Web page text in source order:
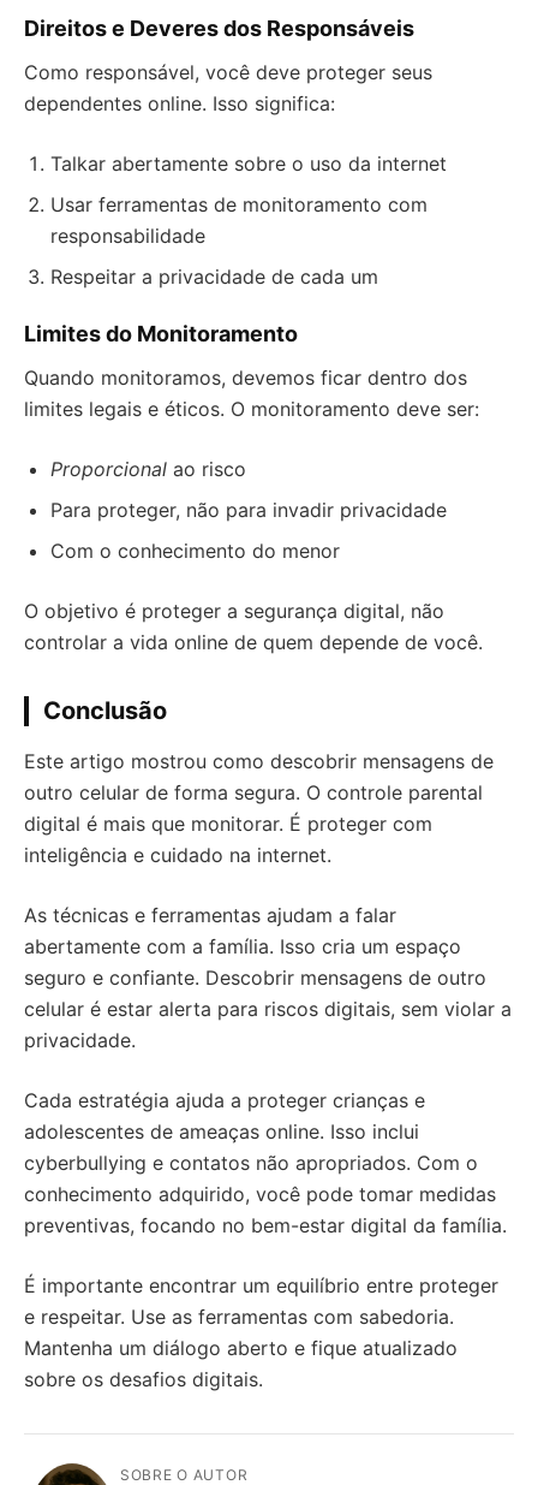
Direitos e Deveres dos Responsáveis
Como responsável, você deve proteger seus
dependentes online. Isso significa:
Talkar abertamente sobre o uso da internet
Usar ferramentas de monitoramento com
responsabilidade
Respeitar a privacidade de cada um
Limites do Monitoramento
Quando monitoramos, devemos ficar dentro dos
limites legais e éticos. O monitoramento deve ser:
Proporcional ao risco
Para proteger, não para invadir privacidade
Com o conhecimento do menor
O objetivo é proteger a segurança digital, não
controlar a vida online de quem depende de você.
Conclusão
Este artigo mostrou como descobrir mensagens de
outro celular de forma segura. O controle parental
digital é mais que monitorar. É proteger com
inteligência e cuidado na internet.
As técnicas e ferramentas ajudam a falar
abertamente com a família. Isso cria um espaço
seguro e confiante. Descobrir mensagens de outro
celular é estar alerta para riscos digitais, sem violar a
privacidade.
Cada estratégia ajuda a proteger crianças e
adolescentes de ameaças online. Isso inclui
cyberbullying e contatos não apropriados. Com o
conhecimento adquirido, você pode tomar medidas
preventivas, focando no bem-estar digital da família.
É importante encontrar um equilíbrio entre proteger
e respeitar. Use as ferramentas com sabedoria.
Mantenha um diálogo aberto e fique atualizado
sobre os desafios digitais.
SOBRE O AUTOR